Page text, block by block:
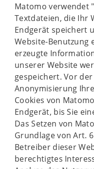
Matomo verwendet
Textdateien, die Ihr
Endgerät speichert
Website-Benutzung
erzeugte
unserer Website
gespeichert. Vor
Anonymisierung
Cookies von
Endgerät, bis Sie
Das Setzen von
Grundlage von Art.
Betreiber dieser
berechtigtes